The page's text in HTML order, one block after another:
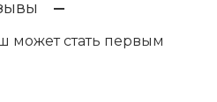
может стать первым